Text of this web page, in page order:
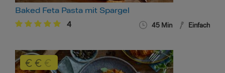
Baked Feta Pasta mit Spargel
4 45 Min Einfach